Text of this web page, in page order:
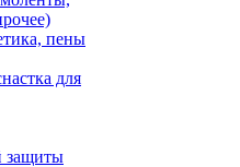
пены
для
защиты